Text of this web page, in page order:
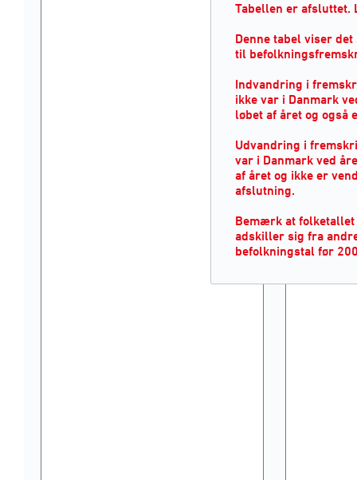
Tabellen er
Denne tabel viser
til
Indvandring i
ikke var i Danmark
løbet af året og også
Udvandring i
var i Danmark ved
af året og ikke er
afslutning.
Bemærk at folketallet
adskiller sig fra
befolkningstal før